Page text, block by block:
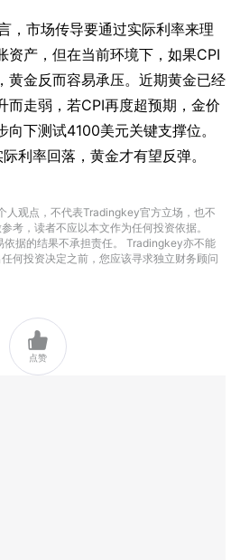
，市场传导要通过实际利率来理
资产，但在当前环境下，如果CPI
黄金反而容易承压。近期黄金已经
而走弱，若CPI再度超预期，金价
下测试4100美元关键支撑位。
利率回落，黄金才有望反弹。
人观点，不代表Tradingkey官方立场，也不
考，读者不应以本文作为任何投资依据。
据的结果不承担责任。 Tradingkey亦不能
何投资决定之前，您应该寻求独立财务顾问

点赞